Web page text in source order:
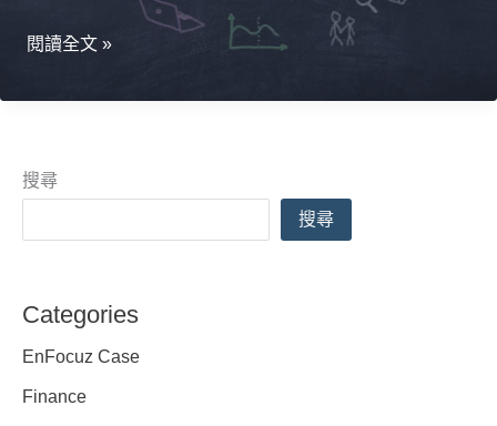
新
的
義
───「新
創」
司
閱讀全文 »
搜尋
搜尋
Categories
EnFocuz Case
Finance